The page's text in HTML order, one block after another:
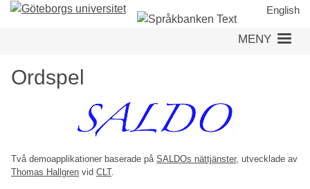
Hoppa
English
MENY
Ordspel
Två demoapplikationer baserade på SALDOs nättjänster, utvecklade av
Thomas Hallgren vid CLT.